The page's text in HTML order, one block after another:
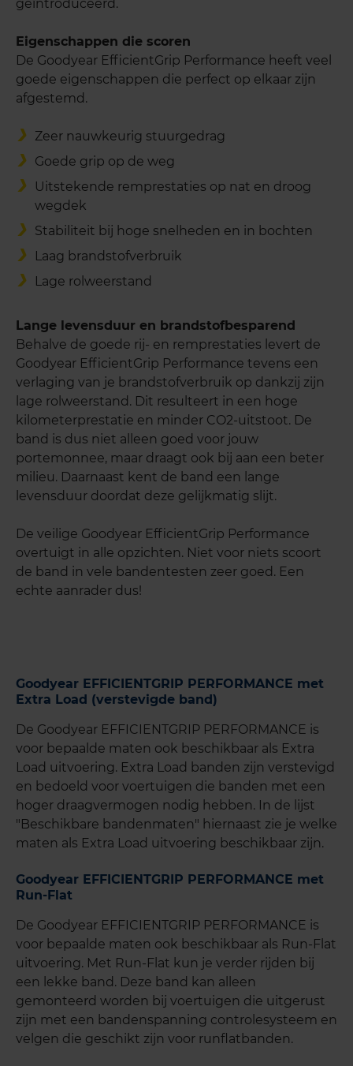
geïntroduceerd.
Eigenschappen die scoren
De Goodyear EfficientGrip Performance heeft veel
goede eigenschappen die perfect op elkaar zijn
afgestemd.
Zeer nauwkeurig stuurgedrag
Goede grip op de weg
Uitstekende remprestaties op nat en droog
wegdek
Stabiliteit bij hoge snelheden en in bochten
Laag brandstofverbruik
Lage rolweerstand
Lange levensduur en brandstofbesparend
Behalve de goede rij- en remprestaties levert de
Goodyear EfficientGrip Performance tevens een
verlaging van je brandstofverbruik op dankzij zijn
lage rolweerstand. Dit resulteert in een hoge
kilometerprestatie en minder CO2-uitstoot. De
band is dus niet alleen goed voor jouw
portemonnee, maar draagt ook bij aan een beter
milieu. Daarnaast kent de band een lange
levensduur doordat deze gelijkmatig slijt.
De veilige Goodyear EfficientGrip Performance
overtuigt in alle opzichten. Niet voor niets scoort
de band in vele bandentesten zeer goed. Een
echte aanrader dus!
Goodyear EFFICIENTGRIP PERFORMANCE met
Extra Load (verstevigde band)
De Goodyear EFFICIENTGRIP PERFORMANCE is
voor bepaalde maten ook beschikbaar als Extra
Load uitvoering. Extra Load banden zijn verstevigd
en bedoeld voor voertuigen die banden met een
hoger draagvermogen nodig hebben. In de lijst
"Beschikbare bandenmaten" hiernaast zie je welke
maten als Extra Load uitvoering beschikbaar zijn.
Goodyear EFFICIENTGRIP PERFORMANCE met
Run-Flat
De Goodyear EFFICIENTGRIP PERFORMANCE is
voor bepaalde maten ook beschikbaar als Run-Flat
uitvoering. Met Run-Flat kun je verder rijden bij
een lekke band. Deze band kan alleen
gemonteerd worden bij voertuigen die uitgerust
zijn met een bandenspanning controlesysteem en
velgen die geschikt zijn voor runflatbanden.